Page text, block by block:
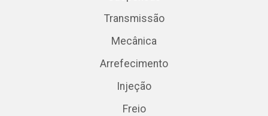
Transmissão
Mecânica
Arrefecimento
Injeção
Freio